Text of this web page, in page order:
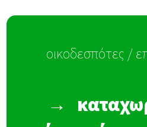
οικοδεσπότες /
→